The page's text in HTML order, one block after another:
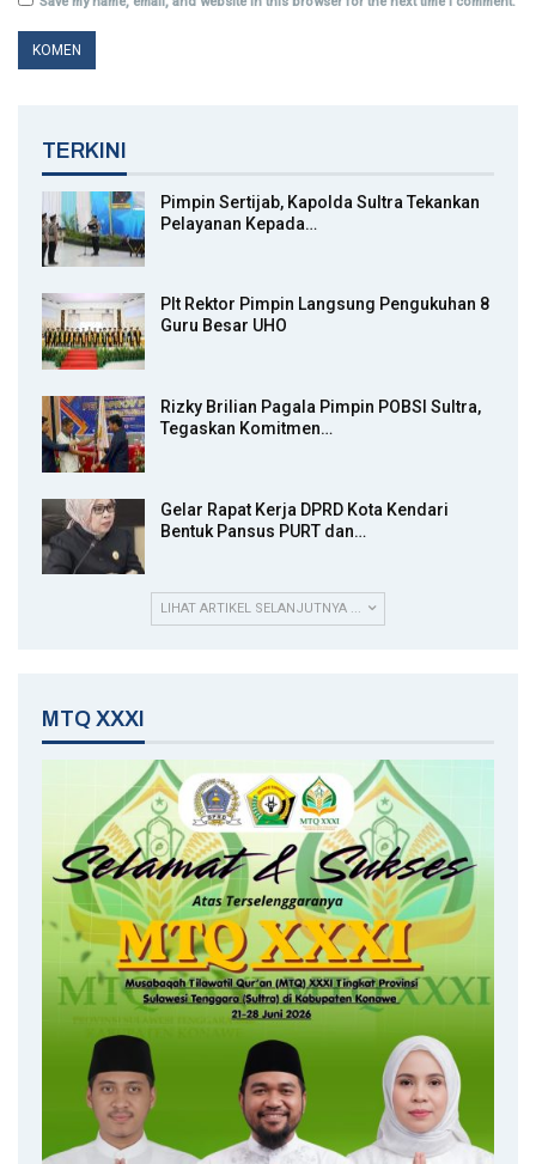
TERKINI
Pimpin Sertijab, Kapolda Sultra Tekankan
Pelayanan Kepada…
Plt Rektor Pimpin Langsung Pengukuhan 8
Guru Besar UHO
Rizky Brilian Pagala Pimpin POBSI Sultra,
Tegaskan Komitmen…
Gelar Rapat Kerja DPRD Kota Kendari
Bentuk Pansus PURT dan…
LIHAT ARTIKEL SELANJUTNYA ...
MTQ XXXI